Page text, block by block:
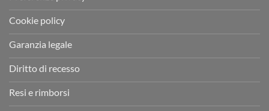
Cookie policy
Garanzia legale
Diritto di recesso
Resi e rimborsi